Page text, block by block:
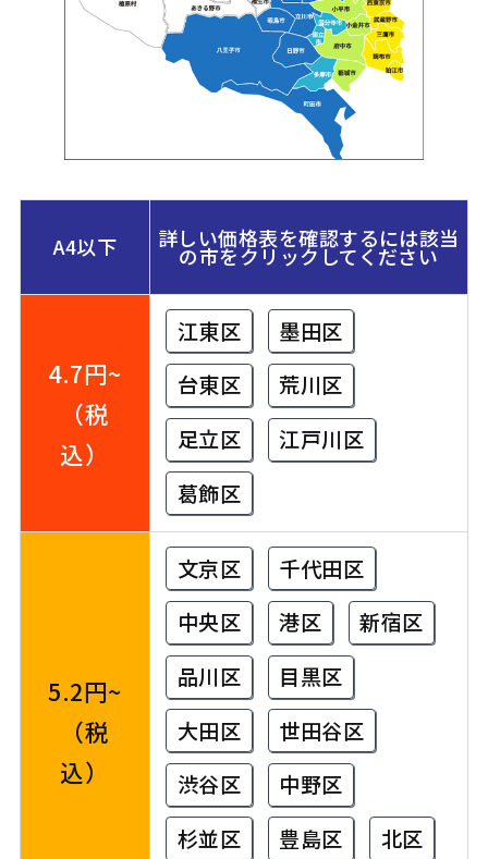
A4以下 詳しい価格表を確認するには該当
の市をクリックしてください
4.7円~
（税
込）
江東区
墨田区
台東区
荒川区
足立区
江戸川区
葛飾区
5.2円~
（税
込）
文京区
千代田区
中央区
港区
新宿区
品川区
目黒区
大田区
世田谷区
渋谷区
中野区
杉並区
豊島区
北区